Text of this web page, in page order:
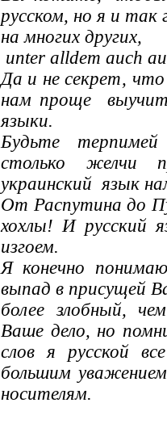
русском, но я и так
на многих других,
unter alldem auch
Да и не секрет, что
нам проще
языки.
Будьте
столько желчи
украинский язык
От Распутина до
хохлы! И русский
изгоем.
Я конечно
выпад в присущей
более злобный,
Ваше дело, но
слов я русской
большим
носителям.